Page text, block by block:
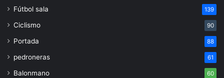
Fútbol sala 139
Ciclismo 90
Portada 88
pedroneras 61
Balonmano 60